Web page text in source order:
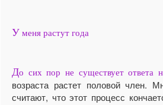
У меня растут года
До сих пор не существует ответа
возраста растет половой член.
считают, что этот процесс